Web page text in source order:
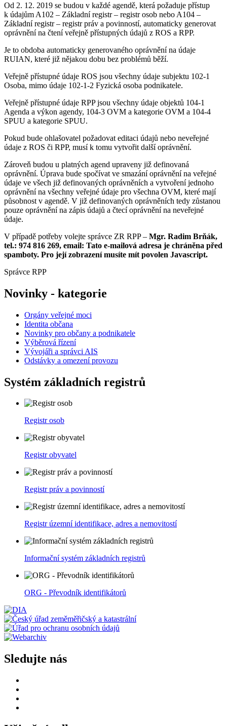
Od 2. 12. 2019 se budou v každé agendě, která požaduje přístup
k údajům A102 – Základní registr – registr osob nebo A104 –
Základní registr – registr práv a povinností, automaticky generovat
oprávnění na čtení veřejně přístupných údajů z ROS a RPP.
Je to obdoba automaticky generovaného oprávnění na údaje
RUIAN, které již nějakou dobu bez problémů běží.
Veřejně přístupné údaje ROS jsou všechny údaje subjektu 102-1
Osoba, mimo údaje 102-1-2 Fyzická osoba podnikatele.
Veřejně přístupné údaje RPP jsou všechny údaje objektů 104-1
Agenda a výkon agendy, 104-3 OVM a kategorie OVM a 104-4
SPUU a kategorie SPUU.
Pokud bude ohlašovatel požadovat editaci údajů nebo neveřejné
údaje z ROS či RPP, musí k tomu vytvořit další oprávnění.
Zároveň budou u platných agend upraveny již definovaná
oprávnění. Úprava bude spočívat ve smazání oprávnění na veřejné
údaje ve všech již definovaných oprávněních a vytvoření jednoho
oprávnění na všechny veřejné údaje pro všechna OVM, které mají
působnost v agendě. V již definovaných oprávněních tedy zůstanou
pouze oprávnění na zápis údajů a čtecí oprávnění na neveřejné
údaje.
V případě potřeby volejte správce ZR RPP – Mgr. Radim Brňák,
tel.: 974 816 269, email: Tato e-mailová adresa je chráněna před
spamboty. Pro její zobrazení musíte mít povolen Javascript.
Správce RPP
Novinky - kategorie
Orgány veřejné moci
Identita občana
Novinky pro občany a podnikatele
Výběrová řízení
Vývojáři a správci AIS
Odstávky a omezení provozu
Systém základních registrů
Registr osob
Registr obyvatel
Registr práv a povinností
Registr územní identifikace, adres a nemovitostí
Informační systém základních registrů
ORG - Převodník identifikátorů
Sledujte nás